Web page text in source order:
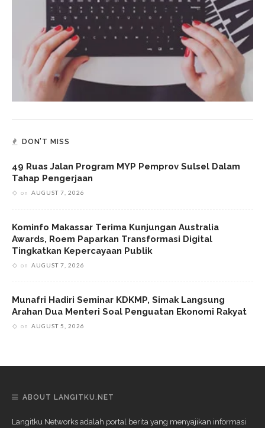
DON’T MISS
49 Ruas Jalan Program MYP Pemprov Sulsel Dalam
Tahap Pengerjaan
on AUGUST 7, 2026
Kominfo Makassar Terima Kunjungan Australia
Awards, Roem Paparkan Transformasi Digital
Tingkatkan Kepercayaan Publik
on AUGUST 7, 2026
Munafri Hadiri Seminar KDKMP, Simak Langsung
Arahan Dua Menteri Soal Penguatan Ekonomi Rakyat
on AUGUST 5, 2026
ABOUT LANGITKU.NET
Langitku Networks adalah portal berita yang menyajikan informasi